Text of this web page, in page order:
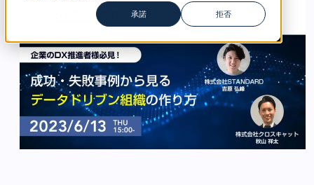
承諾
拒否